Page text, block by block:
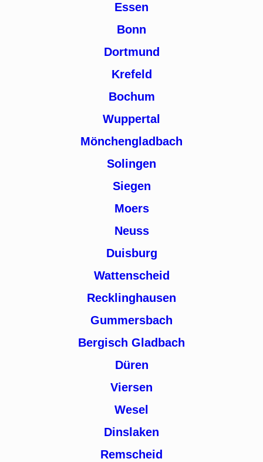
Essen
Bonn
Dortmund
Krefeld
Bochum
Wuppertal
Mönchengladbach
Solingen
Siegen
Moers
Neuss
Duisburg
Wattenscheid
Recklinghausen
Gummersbach
Bergisch Gladbach
Düren
Viersen
Wesel
Dinslaken
Remscheid